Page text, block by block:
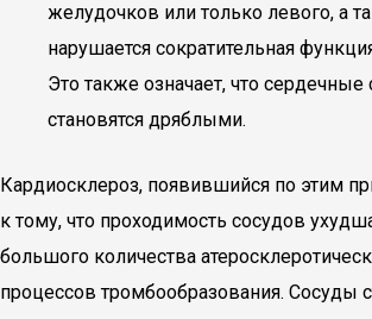
желудочков или только левого, а
нарушается сократительная
Это также означает, что сердечные
становятся дряблыми.
Кардиосклероз, появившийся по этим
к тому, что проходимость сосудов
большого количества
процессов тромбообразования. Сосуды